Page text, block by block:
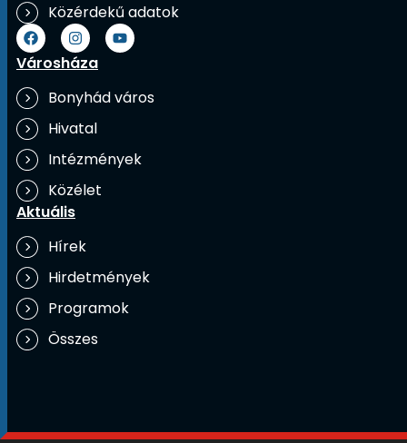
Közérdekű adatok
Városháza
Bonyhád város
Hivatal
Intézmények
Közélet
Aktuális
Hírek
Hirdetmények
Programok
Összes